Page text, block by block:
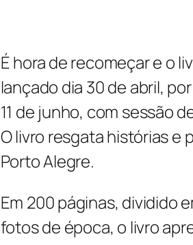
É hora de recomeçar e o
lançado dia 30 de abril,
11 de junho, com sessão
O livro resgata histórias e
Porto Alegre.
Em 200 páginas, dividido
fotos de época, o livro